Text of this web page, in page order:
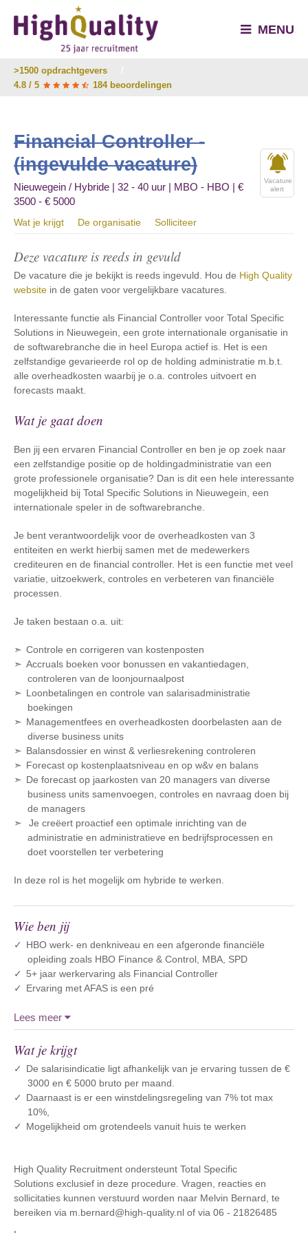
MENU
>1500 opdrachtgevers
4.8 / 5
184 beoordelingen
Financial Controller -
(ingevulde vacature)
Vacature
alert
Nieuwegein / Hybride | 32 - 40 uur | MBO - HBO | €
3500 - € 5000
Wat je krijgt De organisatie Solliciteer
Deze vacature is reeds in gevuld
De vacature die je bekijkt is reeds ingevuld. Hou de High Quality
website in de gaten voor vergelijkbare vacatures.
Interessante functie als Financial Controller voor Total Specific
Solutions in Nieuwegein, een grote internationale organisatie in
de softwarebranche die in heel Europa actief is. Het is een
zelfstandige gevarieerde rol op de holding administratie m.b.t.
alle overheadkosten waarbij je o.a. controles uitvoert en
forecasts maakt.
Wat je gaat doen
Ben jij een ervaren Financial Controller en ben je op zoek naar
een zelfstandige positie op de holdingadministratie van een
grote professionele organisatie? Dan is dit een hele interessante
mogelijkheid bij Total Specific Solutions in Nieuwegein, een
internationale speler in de softwarebranche.
Je bent verantwoordelijk voor de overheadkosten van 3
entiteiten en werkt hierbij samen met de medewerkers
crediteuren en de financial controller. Het is een functie met veel
variatie, uitzoekwerk, controles en verbeteren van financiële
processen.
Je taken bestaan o.a. uit:
Controle en corrigeren van kostenposten
Accruals boeken voor bonussen en vakantiedagen,
controleren van de loonjournaalpost
Loonbetalingen en controle van salarisadministratie
boekingen
Managementfees en overheadkosten doorbelasten aan de
diverse business units
Balansdossier en winst & verliesrekening controleren
Forecast op kostenplaatsniveau en op w&v en balans
De forecast op jaarkosten van 20 managers van diverse
business units samenvoegen, controles en navraag doen bij
de managers
Je creëert proactief een optimale inrichting van de
administratie en administratieve en bedrijfsprocessen en
doet voorstellen ter verbetering
In deze rol is het mogelijk om hybride te werken.
Wie ben jij
HBO werk- en denkniveau en een afgeronde financiële
opleiding zoals HBO Finance & Control, MBA, SPD
5+ jaar werkervaring als Financial Controller
Ervaring met AFAS is een pré
Lees meer
Wat je krijgt
De salarisindicatie ligt afhankelijk van je ervaring tussen de €
3000 en € 5000 bruto per maand.
Daarnaast is er een winstdelingsregeling van 7% tot max
10%,
Mogelijkheid om grotendeels vanuit huis te werken
High Quality Recruitment ondersteunt Total Specific
Solutions exclusief in deze procedure. Vragen, reacties en
sollicitaties kunnen verstuurd worden naar Melvin Bernard, te
bereiken via m.bernard@high-quality.nl of via 06 - 21826485